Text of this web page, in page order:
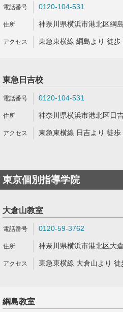
0120-104-531
神奈川県横浜市港北区綱
東急東横線 綱島より 徒歩
東急日吉校
0120-104-531
神奈川県横浜市港北区日
東急東横線 日吉より 徒歩
東京個別指導学院
大倉山教室
0120-59-3762
神奈川県横浜市港北区大
東急東横線 大倉山より 徒
綱島教室